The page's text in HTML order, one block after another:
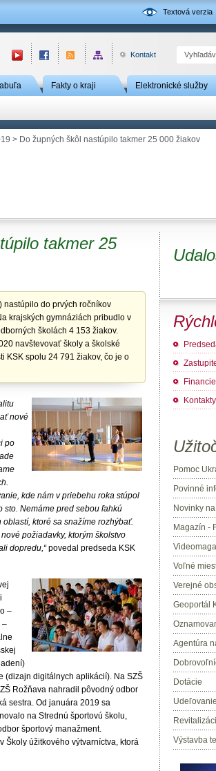
Textová verzia
Kontakt
Fakty o kraji Elektronické služby
> Do župných škôl nastúpilo takmer 25 000 žiakov
takmer 25
nastúpilo do prvých ročníkov
krajských gymnáziách pribudlo v
školách 4 153 žiakov.
navštevovať školy a školské
KSK spolu 24 791 žiakov, čo je o
nové
po
kde nám v priebehu roka stúpol
sto. Nemáme pred sebou ľahkú
ktoré sa snažíme rozhýbať.
požiadavky, ktorým školstvo
dopredu,“povedal predseda KSK
–
–
(dizajn digitálnych aplikácií). Na SZŠ
Rožňava nahradil pôvodný odbor
sestra. Od januára 2019 sa
na Strednú športovú školu,
športový manažment.
Školy úžitkového výtvarníctva, ktorá
Kontakty
Pomoc
Povinné
Novinky
Magazín -
Voľné
Verejné
Geoportál
Agentúra
Dotácie
Výstavba